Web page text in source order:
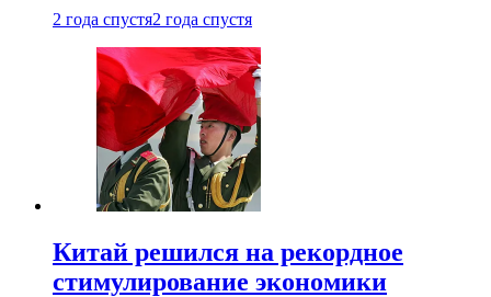
2 года спустя2 года спустя
Китай решился на рекордное
стимулирование экономики